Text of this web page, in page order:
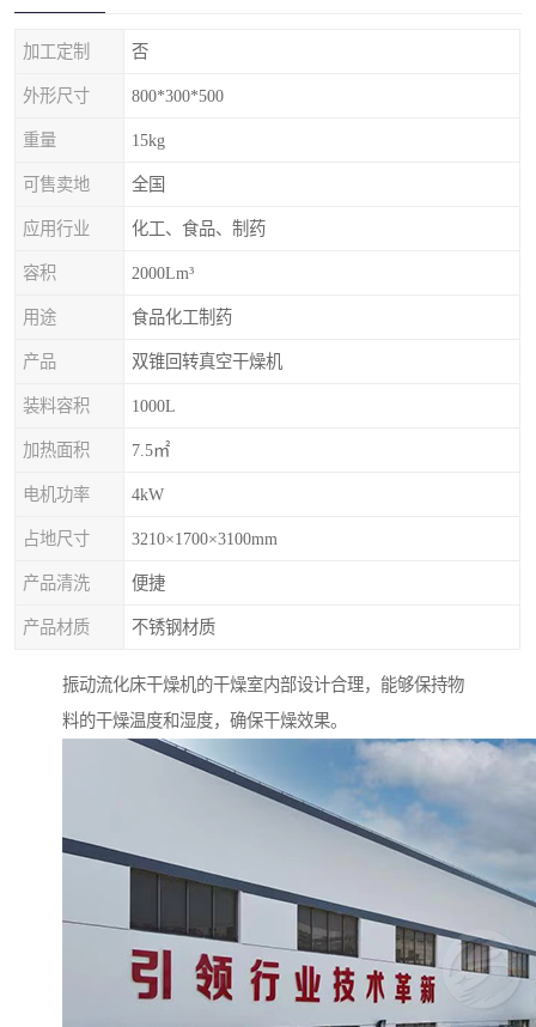
加工定制 否
外形尺寸 800*300*500
重量 15kg
可售卖地 全国
应用行业 化工、食品、制药
容积 2000Lm³
用途 食品化工制药
产品 双锥回转真空干燥机
装料容积 1000L
加热面积 7.5㎡
电机功率 4kW
占地尺寸 3210×1700×3100mm
产品清洗 便捷
产品材质 不锈钢材质
振动流化床干燥机的干燥室内部设计合理，能够保持物
料的干燥温度和湿度，确保干燥效果。